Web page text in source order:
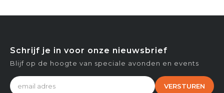
Schrijf je in voor onze nieuwsbrief
Blijf op de hoogte van speciale avonden en events
VERSTUREN